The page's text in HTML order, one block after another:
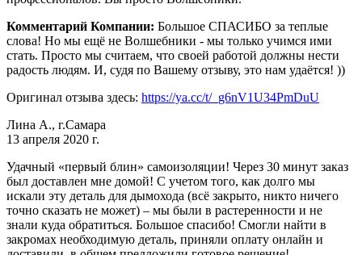
Комментарий Компании: Большое СПАСИБО за теплые
слова! Но мы ещё не Волшебники - мы только учимся ими
стать. Просто мы считаем, что своей работой должны нести
радость людям. И, судя по Вашему отзыву, это нам удаётся! ))
Оригинал отзыва здесь: https://ya.cc/t/_g6nV1U34PmDuU
Лина А., г.Самара
13 апреля 2020 г.
Удачный «первый блин» самоизоляции! Через 30 минут заказ
был доставлен мне домой! С учетом того, как долго мы
искали эту деталь для дымохода (всё закрыто, никто ничего
точно сказать не может) – мы были в растеренности и не
знали куда обратиться. Большое спасибо! Смогли найти в
закромах необходимую деталь, приняли оплату онлайн и